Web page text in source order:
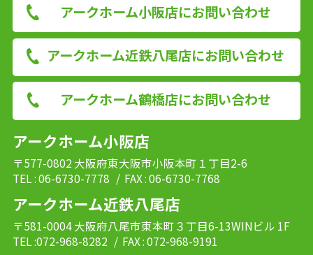
アークホーム小阪店にお問い合わせ
アークホーム近鉄八尾店にお問い合わせ
アークホーム鶴橋店にお問い合わせ
アークホーム小阪店
〒577-0802 大阪府東大阪市小阪本町１丁目2-6
TEL : 06-6730-7778 / FAX : 06-6730-7768
アークホーム近鉄八尾店
〒581-0004 大阪府八尾市東本町３丁目6-13WINビル 1F
TEL :072-968-8282 / FAX : 072-968-9191